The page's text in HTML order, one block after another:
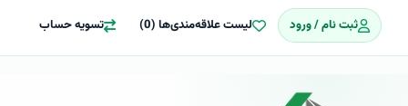
ثبت نام / ورود لیست علاقه‌مندی‌ها (0) تسویه حساب